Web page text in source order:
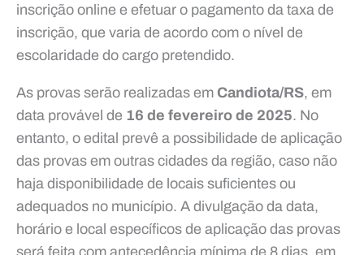
inscrição online e efetuar o pagamento da taxa de
inscrição, que varia de acordo com o nível de
escolaridade do cargo pretendido.
As provas serão realizadas em Candiota/RS, em
data provável de 16 de fevereiro de 2025. No
entanto, o edital prevê a possibilidade de aplicação
das provas em outras cidades da região, caso não
haja disponibilidade de locais suficientes ou
adequados no município. A divulgação da data,
horário e local específicos de aplicação das provas
será feita com antecedência mínima de 8 dias, em